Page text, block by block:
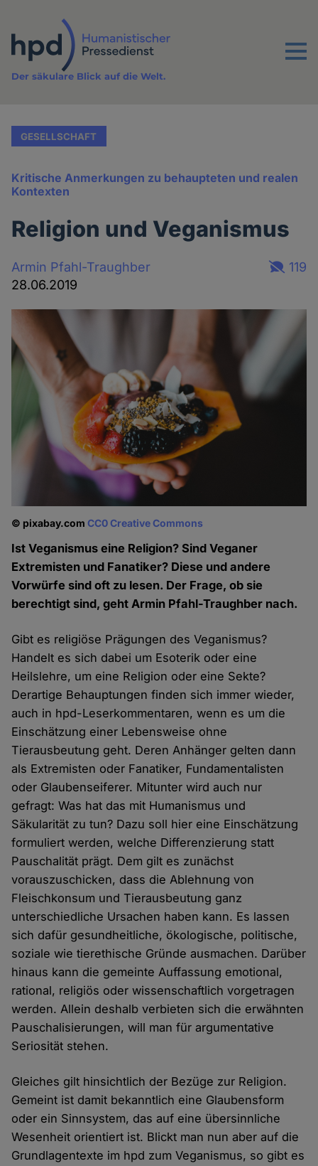
Inhalt
Menu
Der säkulare Blick auf die Welt.
GESELLSCHAFT
Kritische Anmerkungen zu behaupteten und realen
Kontexten
Religion und Veganismus
Armin Pfahl-Traughber
28.06.2019
119
© pixabay.comCC0 Creative Commons
Ist Veganismus eine Religion? Sind Veganer
Extremisten und Fanatiker? Diese und andere
Vorwürfe sind oft zu lesen. Der Frage, ob sie
berechtigt sind, geht Armin Pfahl-Traughber nach.
Gibt es religiöse Prägungen des Veganismus?
Handelt es sich dabei um Esoterik oder eine
Heilslehre, um eine Religion oder eine Sekte?
Derartige Behauptungen finden sich immer wieder,
auch in hpd-Leserkommentaren, wenn es um die
Einschätzung einer Lebensweise ohne
Tierausbeutung geht. Deren Anhänger gelten dann
als Extremisten oder Fanatiker, Fundamentalisten
oder Glaubenseiferer. Mitunter wird auch nur
gefragt: Was hat das mit Humanismus und
Säkularität zu tun? Dazu soll hier eine Einschätzung
formuliert werden, welche Differenzierung statt
Pauschalität prägt. Dem gilt es zunächst
vorauszuschicken, dass die Ablehnung von
Fleischkonsum und Tierausbeutung ganz
unterschiedliche Ursachen haben kann. Es lassen
sich dafür gesundheitliche, ökologische, politische,
soziale wie tierethische Gründe ausmachen. Darüber
hinaus kann die gemeinte Auffassung emotional,
rational, religiös oder wissenschaftlich vorgetragen
werden. Allein deshalb verbieten sich die erwähnten
Pauschalisierungen, will man für argumentative
Seriosität stehen.
Gleiches gilt hinsichtlich der Bezüge zur Religion.
Gemeint ist damit bekanntlich eine Glaubensform
oder ein Sinnsystem, das auf eine übersinnliche
Wesenheit orientiert ist. Blickt man nun aber auf die
Grundlagentexte im hpd zum Veganismus, so gibt es